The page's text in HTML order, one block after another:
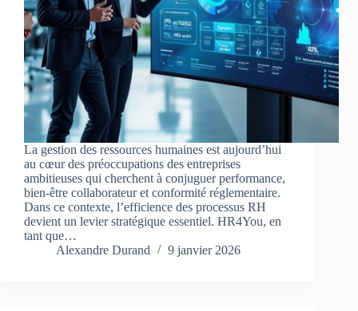
La gestion des ressources humaines est aujourd’hui
au cœur des préoccupations des entreprises
ambitieuses qui cherchent à conjuguer performance,
bien-être collaborateur et conformité réglementaire.
Dans ce contexte, l’efficience des processus RH
devient un levier stratégique essentiel. HR4You, en
tant que…
Alexandre Durand
9 janvier 2026